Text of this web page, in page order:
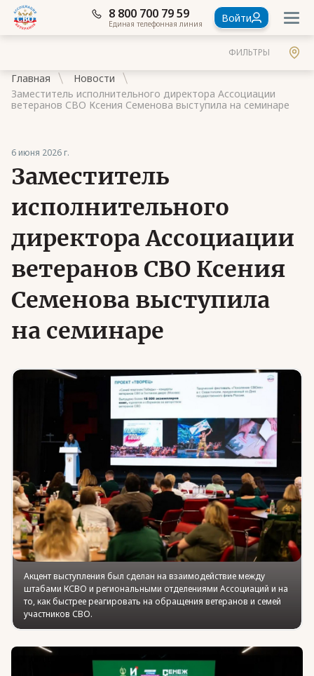
8 800 700 79 59
Единая телефонная линия Войти
ФИЛЬТРЫ
Главная
Новости
Заместитель исполнительного директора Ассоциации
ветеранов СВО Ксения Семенова выступила на семинаре
6 июня 2026 г.
Заместитель
исполнительного
директора Ассоциации
ветеранов СВО Ксения
Семенова выступила
на семинаре
Акцент выступления был сделан на взаимодействие между
штабами КСВО и региональными отделениями Ассоциаций и на
то, как быстрее реагировать на обращения ветеранов и семей
участников СВО.
Документы
Контакты
Стать членом Ассоциации ветеранов СВО
Ассоциация в субъектах России
Частые вопросы
Региональные меры поддержки